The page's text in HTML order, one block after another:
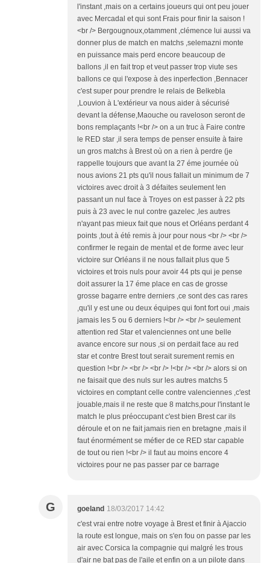
l'instant ,mais on a certains joueurs qui ont peu jouer
avec Mercadal et qui sont Frais pour finir la saison !
<br /> Bergougnoux,otamment ,clémence lui aussi va
donner plus de match en matchs ,selemazni monte
en puissance mais perd encore beaucoup de
ballons ,il en fait trop et veut passer trop viute ses
ballons ce qui l'expose à des inperfection ,Bennacer
c'est super pour prendre le relais de Belkebla
,Louvion à L'extérieur va nous aider à sécurisé
devant la défense,Maouche ou raveloson seront de
bons remplaçants !<br /> on a un truc à Faire contre
le RED star ,il sera temps de penser ensuite à faire
un gros matchs à Brest où on a rien à perdre (je
rappelle toujours que avant la 27 éme journée où
nous avions 21 pts qu'il nous fallait un minimum de 7
victoires avec droit à 3 défaites seulement !en
passant un nul face à Troyes on est passer à 22 pts
puis à 23 avec le nul contre gazelec ,les autres
n'ayant pas mieux fait que nous et Orléans perdant 4
points ,tout à été remis à jour pour nous <br /> <br />
confirmer le regain de mental et de forme avec leur
victoire sur Orléans il ne nous fallait plus que 5
victoires et trois nuls pour avoir 44 pts qui je pense
doit assurer la 17 éme place en cas de grosse
grosse bagarre entre derniers ,ce sont des cas rares
,qu'il y est une ou deux équipes qui font fort oui ,mais
jamais les 5 ou 6 derniers !<br /> <br /> seulement
attention red Star et valenciennes ont une belle
avance encore sur nous ,si on perdait face au red
star et contre Brest tout serait surement remis en
question !<br /> <br /> <br /> !<br /> <br /> alors si on
ne faisait que des nuls sur les autres matchs 5
victoires en comptant celle contre valenciennes ,c'est
jouable,mais il ne reste que 8 matchs,pour l'instant le
match le plus préoccupant c'est bien Brest car ils
déroule et on ne fait jamais rien en bretagne ,mais il
faut énormément se méfier de ce RED star capable
de tout ou rien !<br /> il faut au moins encore 4
victoires pour ne pas passer par ce barrage
G goeland 18/03/2017 14:42
c'est vrai entre notre voyage à Brest et finir à Ajaccio
la route est longue, mais on s'en fou on passe par les
air avec Corsica la compagnie qui malgré les trous
d'air ne bat pas de l'aile et enfin on a un pilote dans